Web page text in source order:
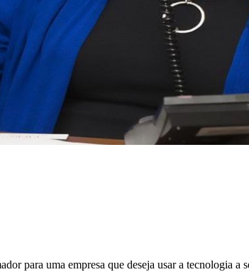
para uma empresa que deseja usar a tecnologia a